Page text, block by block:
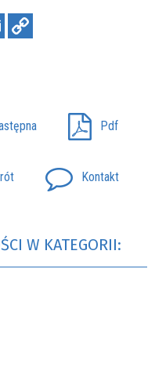
Pdf
Kontakt
W KATEGORII: